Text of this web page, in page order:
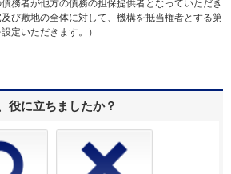
務者が他方の債務の担保提供者となっていただき
び敷地の全体に対して、機構を抵当権者とする第
定いただきます。）
役に立ちましたか？